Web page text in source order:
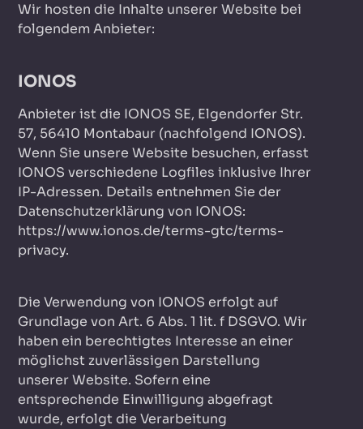
Wir hosten die Inhalte unserer Website bei
folgendem Anbieter:
IONOS
Anbieter ist die IONOS SE, Elgendorfer Str.
57, 56410 Montabaur (nachfolgend IONOS).
Wenn Sie unsere Website besuchen, erfasst
IONOS verschiedene Logfiles inklusive Ihrer
IP-Adressen. Details entnehmen Sie der
Datenschutzerklärung von IONOS:
https://www.ionos.de/terms-gtc/terms-
privacy.
Die Verwendung von IONOS erfolgt auf
Grundlage von Art. 6 Abs. 1 lit. f DSGVO. Wir
haben ein berechtigtes Interesse an einer
möglichst zuverlässigen Darstellung
unserer Website. Sofern eine
entsprechende Einwilligung abgefragt
wurde, erfolgt die Verarbeitung